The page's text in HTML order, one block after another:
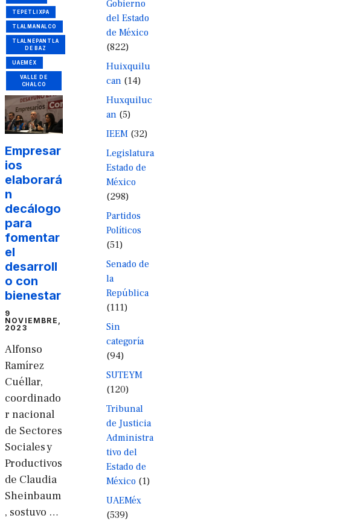
TEPETLIXPA
TLALMANALCO
TLALNEPANTLA
DE BAZ
UAEMÉX
VALLE DE
CHALCO
Empresar
ios
elaborará
n
decálogo
para
fomentar
el
desarroll
o con
bienestar
9
NOVIEMBRE,
2023
Alfonso
Ramírez
Cuéllar,
coordinado
r nacional
de Sectores
Sociales y
Productivos
de Claudia
Sheinbaum
, sostuvo …
Gobierno
del Estado
de México
(822)
Huixquilu
can (14)
Huxquiluc
an (5)
IEEM (32)
Legislatura
Estado de
México
(298)
Partidos
Políticos
(51)
Senado de
la
República
(111)
Sin
categoría
(94)
SUTEYM
(120)
Tribunal
de Justicia
Administra
tivo del
Estado de
México (1)
UAEMéx
(539)